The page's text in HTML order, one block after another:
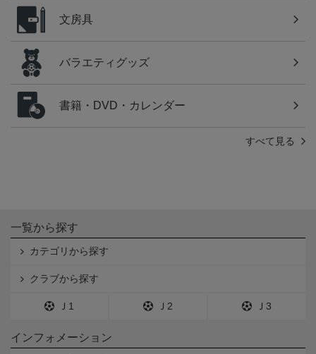
文房具
バラエティグッズ
書籍・DVD・カレンダー
すべて見る
一覧から探す
カテゴリから探す
クラブから探す
Ｊ1 Ｊ2 Ｊ3
インフォメーション